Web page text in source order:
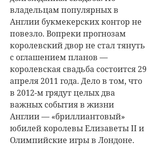
владельцам популярных в
Англии букмекерских контор не
повезло. Вопреки прогнозам
королевский двор не стал тянуть
с оглашением планов —
королевская свадьба состоится 29
апреля 2011 года. Дело в том, что
в 2012-м грядут целых два
важных события в жизни
Англии — «бриллиантовый»
юбилей королевы Елизаветы II и
Олимпийские игры в Лондоне.